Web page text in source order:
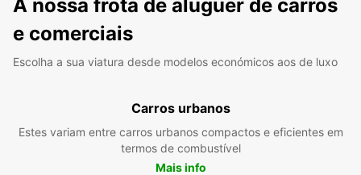
A nossa frota de aluguer de carros
e comerciais
Escolha a sua viatura desde modelos económicos aos de luxo
Carros urbanos
Estes variam entre carros urbanos compactos e eficientes em
termos de combustível
Mais info